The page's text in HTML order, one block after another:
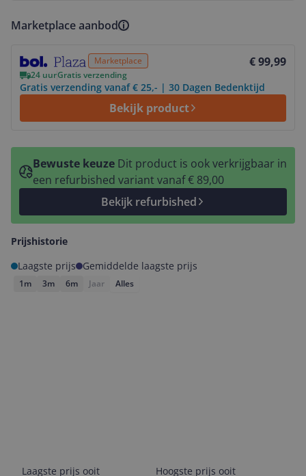
Marketplace aanbod
Marketplace € 99,99
24 uurGratis verzending
Gratis verzending vanaf € 25,- | 30 Dagen Bedenktijd
Bekijk product
Bewuste keuze Dit product is ook verkrijgbaar in
een refurbished variant vanaf € 89,00
Bekijk refurbished
Prijshistorie
Laagste prijs
Gemiddelde laagste prijs
1m 3m 6m Jaar Alles
Laagste prijs ooit
Hoogste prijs ooit